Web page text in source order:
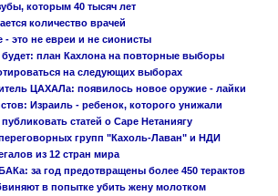
которым 40 тысяч лет
количество врачей
это не евреи и не сионисты
план Кахлона на повторные выборы
на следующих выборах
ЦАХАЛа: появилось новое оружие - лайки
Израиль - ребенок, которого унижали
статей о Саре Нетаниягу
переговорных групп "Кахоль-Лаван" и НДИ
из 12 стран мира
за год предотвращены более 450 терактов
в попытке убить жену молотком